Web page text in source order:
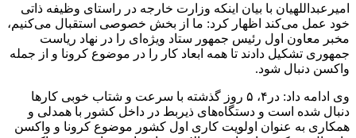
امیرعبداللهیان با بیان اینکه وزارت خارجه در راستای وظیفه ذاتی
خود عمل می‌کند اظهار کرد: ما از بخش خصوصی استقبال می‌کنیم،
مخبر معاون اول رئیس جمهور ستاد ویژه‌ای را در نهاد ریاست
جمهوری تشکیل دادند تا همه ابعاد کار را در موضوع کرونا و از جمله
واکسن دنبال شود.
وی ادامه داد: در۴، ۵ روز گذشته با سرعت و شتاب خوبی کارها
دنبال شده است و دستگاه‌های ذیربط در داخل کشور با همدلی و
همکاری به عنوان اولویت کاری اول کشور موضوع کرونا و واکسن